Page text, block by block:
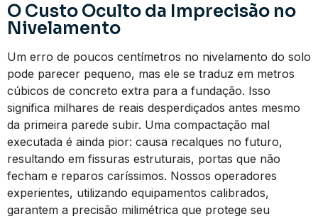
O Custo Oculto da Imprecisão no
Nivelamento
Um erro de poucos centímetros no nivelamento do solo
pode parecer pequeno, mas ele se traduz em metros
cúbicos de concreto extra para a fundação. Isso
significa milhares de reais desperdiçados antes mesmo
da primeira parede subir. Uma compactação mal
executada é ainda pior: causa recalques no futuro,
resultando em fissuras estruturais, portas que não
fecham e reparos caríssimos. Nossos operadores
experientes, utilizando equipamentos calibrados,
garantem a precisão milimétrica que protege seu